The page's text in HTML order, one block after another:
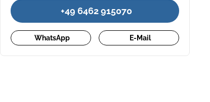
+49 6462 915070
WhatsApp E-Mail